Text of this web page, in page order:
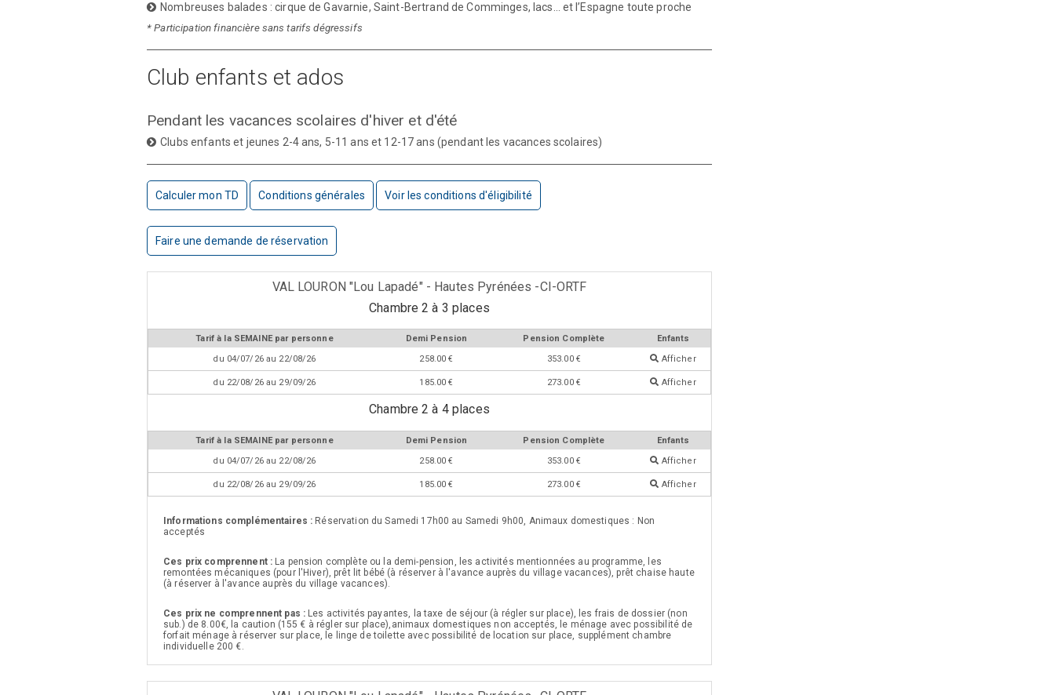
Nombreuses balades : cirque de Gavarnie, Saint-Bertrand de Comminges, lacs… et l’Espagne toute proche
* Participation financière sans tarifs dégressifs
Club enfants et ados
Pendant les vacances scolaires d'hiver et d'été
Clubs enfants et jeunes 2-4 ans, 5-11 ans et 12-17 ans (pendant les vacances scolaires)
Calculer mon TD Conditions générales Voir les conditions d'éligibilité
Faire une demande de réservation
VAL LOURON "Lou Lapadé" - Hautes Pyrénées -CI-ORTF
Chambre 2 à 3 places
Tarif à la SEMAINE par personne Demi Pension Pension Complète
Enfants
du 04/07/26 au 22/08/26
258.00 € 353.00 € Afficher
du 22/08/26 au 29/09/26 185.00 € 273.00 € Afficher
Chambre 2 à 4 places
Tarif à la SEMAINE par personne Demi Pension Pension Complète
Enfants
du 04/07/26 au 22/08/26
258.00 € 353.00 € Afficher
du 22/08/26 au 29/09/26 185.00 € 273.00 € Afficher
Informations complémentaires : Réservation du Samedi 17h00 au Samedi 9h00, Animaux domestiques : Non
acceptés
Ces prix comprennent : La pension complète ou la demi-pension, les activités mentionnées au programme, les
remontées mécaniques (pour l'Hiver), prêt lit bébé (à réserver à l'avance auprès du village vacances), prêt chaise haute
(à réserver à l'avance auprès du village vacances).
Ces prix ne comprennent pas : Les activités payantes, la taxe de séjour (à régler sur place), les frais de dossier (non
sub.) de 8.00€, la caution (155 € à régler sur place),animaux domestiques non acceptés, le ménage avec possibilité de
forfait ménage à réserver sur place, le linge de toilette avec possibilité de location sur place, supplément chambre
individuelle 200 €.